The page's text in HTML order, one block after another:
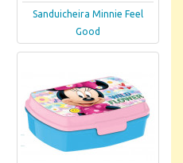
Sanduicheira Minnie Feel
Good